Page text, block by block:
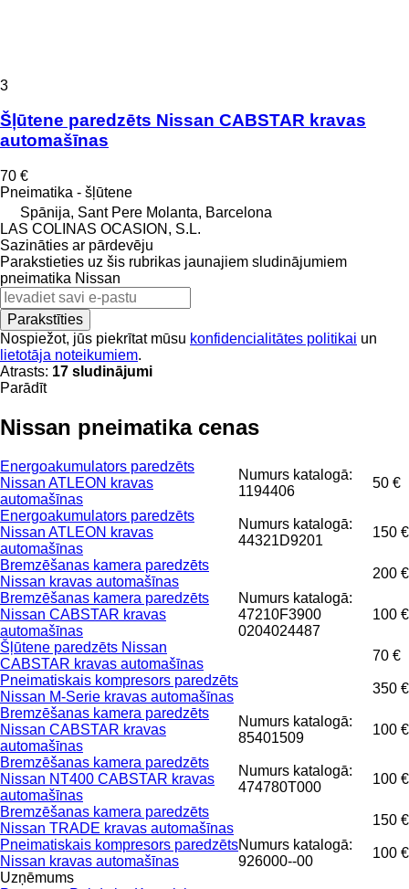
3
Šļūtene paredzēts Nissan CABSTAR kravas
automašīnas
70 €
Pneimatika - šļūtene
Spānija, Sant Pere Molanta, Barcelona
LAS COLINAS OCASION, S.L.
Sazināties ar pārdevēju
Parakstieties uz šis rubrikas jaunajiem sludinājumiem
pneimatika Nissan
Parakstīties
Nospiežot, jūs piekrītat mūsu konfidencialitātes politikai un
lietotāja noteikumiem.
Atrasts: 17 sludinājumi
Parādīt
Nissan pneimatika cenas
Energoakumulators paredzēts
Nissan ATLEON kravas
automašīnas
Numurs katalogā:
1194406
50 €
Energoakumulators paredzēts
Nissan ATLEON kravas
automašīnas
Numurs katalogā:
44321D9201
150 €
Bremzēšanas kamera paredzēts
Nissan kravas automašīnas
200 €
Bremzēšanas kamera paredzēts
Nissan CABSTAR kravas
automašīnas
Numurs katalogā:
47210F3900
0204024487
100 €
Šļūtene paredzēts Nissan
CABSTAR kravas automašīnas
70 €
Pneimatiskais kompresors paredzēts
Nissan M-Serie kravas automašīnas
350 €
Bremzēšanas kamera paredzēts
Nissan CABSTAR kravas
automašīnas
Numurs katalogā:
85401509
100 €
Bremzēšanas kamera paredzēts
Nissan NT400 CABSTAR kravas
automašīnas
Numurs katalogā:
474780T000
100 €
Bremzēšanas kamera paredzēts
Nissan TRADE kravas automašīnas
150 €
Pneimatiskais kompresors paredzēts
Nissan kravas automašīnas
Numurs katalogā:
926000--00
100 €
Uzņēmums